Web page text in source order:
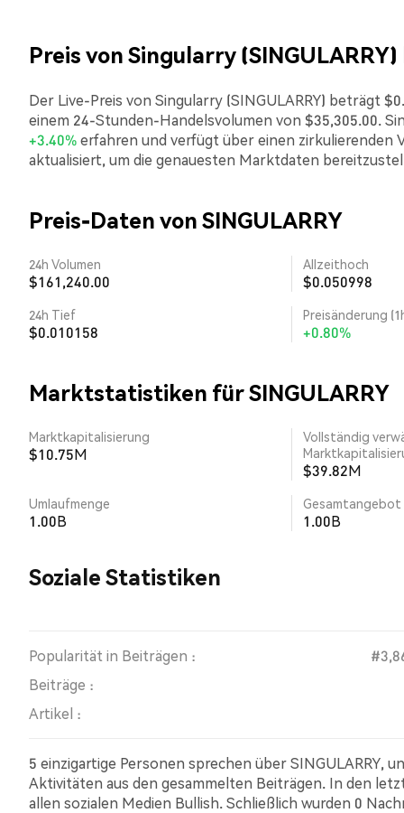
Preis von Singularry
Der Live-Preis von Singularry (SINGULARRY) beträgt
einem 24-Stunden-Handelsvolumen von $35,305.00.
+3.40%erfahren und verfügt über einen zirkulierenden
aktualisiert, um die genauesten Marktdaten
Preis-Daten von SINGULARRY
24h Volumen
$161,240.00
Allzeithoch
$0.050998
24h Tief
$0.010158
Preisänderung
+0.80%
Marktstatistiken für SINGULARRY
Marktkapitalisierung
$10.75M
Vollständig
$39.82M
Umlaufmenge
1.00B
Gesamtangebot
1.00B
Soziale Statistiken
Popularität in Beiträgen :
Beiträge :
Artikel :
5 einzigartige Personen sprechen über SINGULARRY,
Aktivitäten aus den gesammelten Beiträgen. In den
allen sozialen Medien Bullish. Schließlich wurden 0